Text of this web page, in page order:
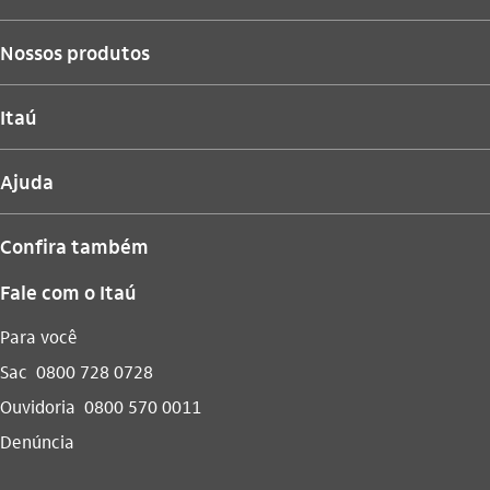
Nossos produtos
Itaú
Ajuda
Confira também
Fale com o Itaú
Para você
Sac 0800 728 0728
Ouvidoria 0800 570 0011
Denúncia